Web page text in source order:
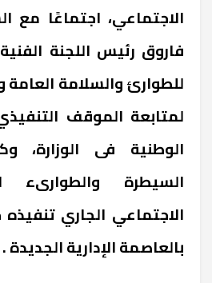
الاجتماعي، اجتماعًا مع
فاروق رئيس اللجنة
للطوارئ والسلامة العامة
لمتابعة الموقف
الوطنية فى الوزارة،
السيطرة والطوارىء
الاجتماعي الجاري تنفيذه
بالعاصمة الإدارية الجديدة .